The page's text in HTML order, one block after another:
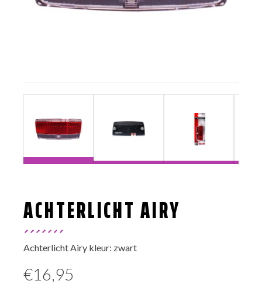
ACHTERLICHT AIRY
Achterlicht Airy kleur: zwart
€16,95